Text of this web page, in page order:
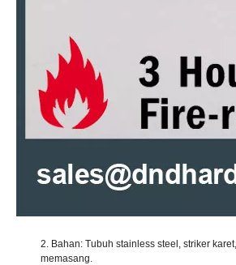
2. Bahan: Tubuh stainless steel, striker
memasang.